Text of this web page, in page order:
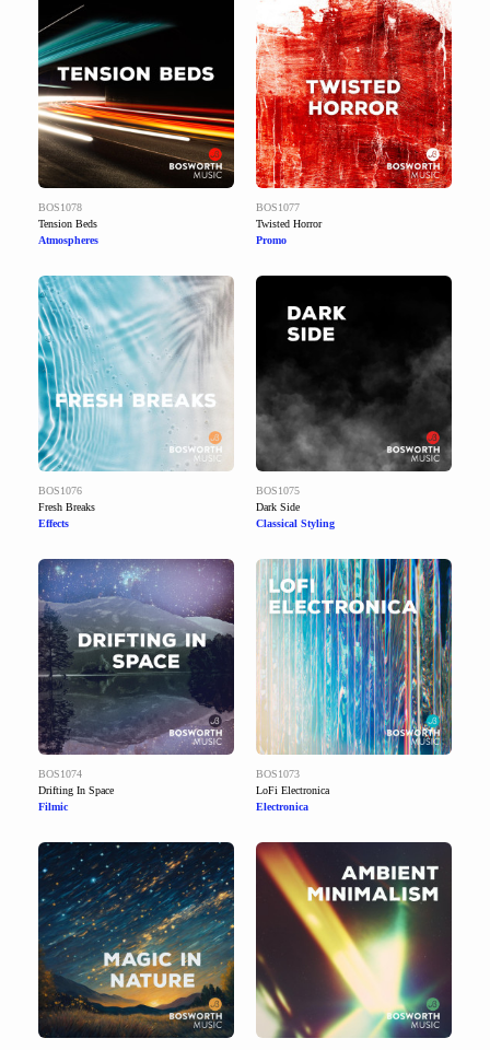
BOS1078
Tension Beds
Atmospheres
BOS1077
Twisted Horror
Promo
BOS1076
Fresh Breaks
Effects
BOS1075
Dark Side
Classical Styling
BOS1074
Drifting In Space
Filmic
BOS1073
LoFi Electronica
Electronica